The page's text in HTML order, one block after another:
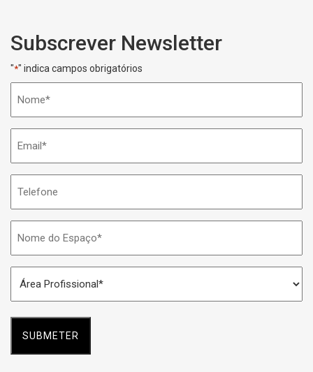
Subscrever Newsletter
"*" indica campos obrigatórios
do
Espaço
Profissional
*